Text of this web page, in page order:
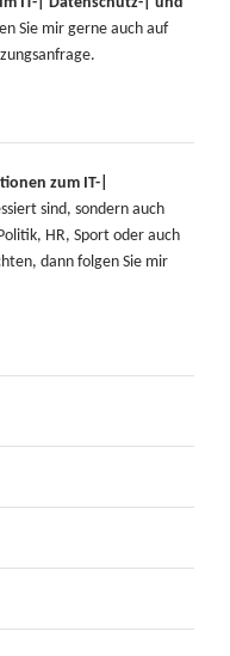
Sie mir gerne auch auf
zum IT-|
sind, sondern auch
HR, Sport oder auch
dann folgen Sie mir